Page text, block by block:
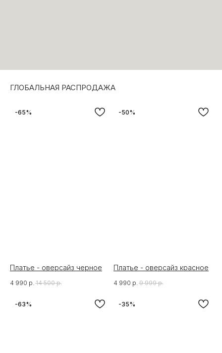
ГЛОБАЛЬНАЯ РАСПРОДАЖА
-65%
Платье - оверсайз черное
4 990 р. 14 500 р.
-50%
Платье - оверсайз красное
4 990 р. 9 999 р.
-63% -35%